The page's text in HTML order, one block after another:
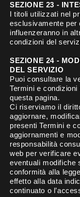
SEZIONE 23 -
I titoli utilizzati nel
esclusivamente per
influenzeranno in
condizioni del
SEZIONE 24 -
DEL SERVIZIO
Puoi consultare la
Termini e
questa pagina.
Ci riserviamo il
aggiornare,
presenti Termini e
aggiornamenti e
responsabilità
web per verificare
eventuali modifiche
conformità alla
effetto alla data
continuato o